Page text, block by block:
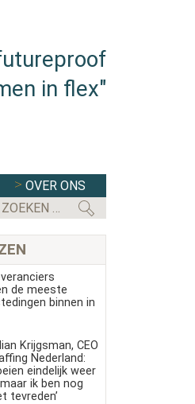
in flex"
OVER ONS
de meeste
binnen in
Krijgsman, CEO
Nederland:
eindelijk weer
ik ben nog
tevreden’